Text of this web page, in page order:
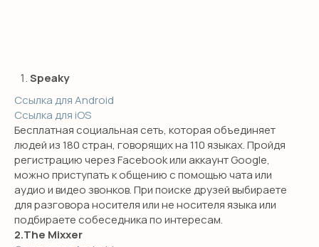
Speaky
Ссылка для Android
Ссылка для iOS
Бесплатная социальная сеть, которая объединяет
людей из 180 стран, говорящих на 110 языках. Пройдя
регистрацию через Facebook или аккаунт Google,
можно приступать к общению с помощью чата или
аудио и видео звонков. При поиске друзей выбираете
для разговора носителя или не носителя языка или
подбираете собеседника по интересам.
2.The Mixxer